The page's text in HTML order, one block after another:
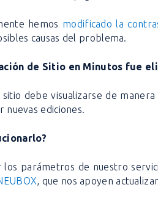
hemos modificado la
causas del problema.
de Sitio en Minutos fue
debe visualizarse de
nuevas ediciones.
los parámetros de nuestro
, que nos apoyen